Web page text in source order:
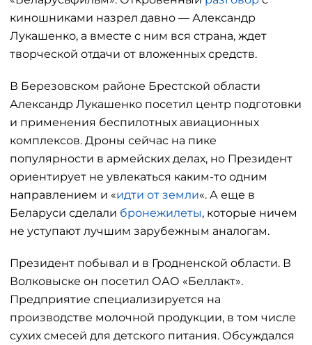
киношниками назрел давно — Александр
Лукашенко, а вместе с ним вся страна, ждет
творческой отдачи от вложенных средств.
В Березовском районе Брестской области
Александр Лукашенко посетил центр подготовки
и применения беспилотных авиационных
комплексов. Дроны сейчас на пике
популярности в армейских делах, но Президент
ориентирует не увлекаться каким-то одним
направлением и «идти от земли«. А еще в
Беларуси сделали бронежилеты, которые ничем
не уступают лучшим зарубежным аналогам.
Президент побывал и в Гродненской области. В
Волковыске он посетил ОАО «Беллакт».
Предприятие специализируется на
производстве молочной продукции, в том числе
сухих смесей для детского питания. Обсуждался